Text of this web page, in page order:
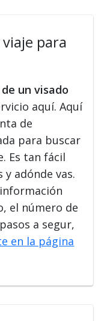
para
un visado
aquí. Aquí
de
para buscar
Es tan fácil
adónde vas.
el número de
a segur,
en la página